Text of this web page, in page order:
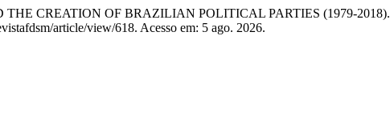
CREATION OF BRAZILIAN POLITICAL PARTIES (1979-2018).
article/view/618. Acesso em: 5 ago. 2026.